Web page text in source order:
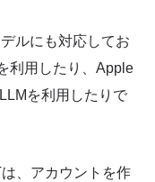
ルにも対応してお
利用したり、Apple
を利用したりで
、アカウントを作